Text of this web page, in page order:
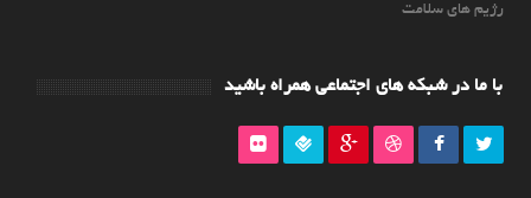
رژیم های سلامت
با ما در شبکه های اجتماعی همراه باشید